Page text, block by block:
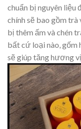
chuẩn bị nguyên liệu
chính sẽ bao gồm trà
bị thêm ấm và chén
bất cứ loại nào, gốm
sẽ giúp tăng hương